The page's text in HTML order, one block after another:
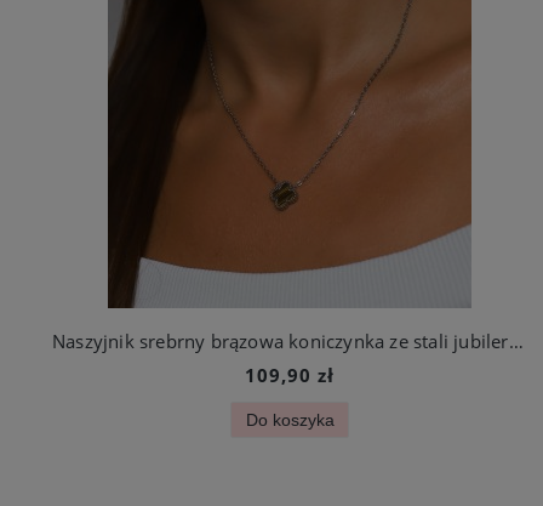
Naszyjnik srebrny brązowa koniczynka ze stali jubilerskiej
109,90 zł
Do koszyka